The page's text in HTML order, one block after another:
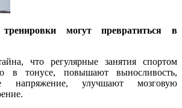
могут превратиться в
что регулярные занятия спортом
в тонусе, повышают выносливость,
напряжение, улучшают мозговую